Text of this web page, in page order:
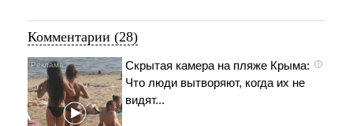
Комментарии (28)
i
Скрытая камера на пляже Крыма:
Что люди вытворяют, когда их не
видят...